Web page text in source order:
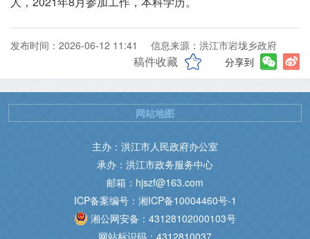
发布时间：2026-06-12 11:41 信息来源：洪江市岩垅乡政府
稿件收藏 分享到
主办：洪江市人民政府办公室
承办：洪江市政务服务中心
邮箱：hjszf@163.com
ICP备案编号：湘ICP备10004460号-1
湘公网安备：43128102000103号
网站标识码：4312810037
网站地图